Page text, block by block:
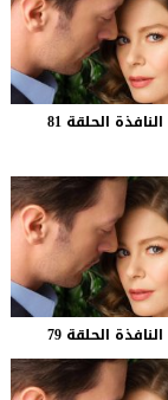
النافذة الحلقة 81
النافذة الحلقة 79